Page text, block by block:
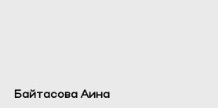
Байтасова Аина